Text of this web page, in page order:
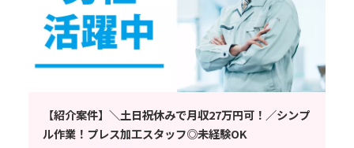
【紹介案件】＼土日祝休みで月収27万円可！／シンプ
ル作業！プレス加工スタッフ◎未経験OK